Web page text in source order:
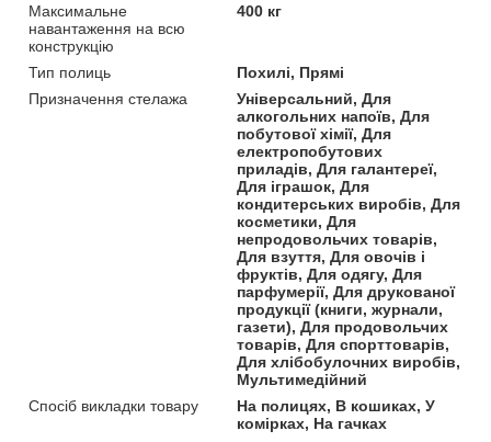
Максимальне
навантаження на всю
конструкцію
400 кг
Тип полиць
Похилі, Прямі
Призначення стелажа
Універсальний, Для
алкогольних напоїв, Для
побутової хімії, Для
електропобутових
приладів, Для галантереї,
Для іграшок, Для
кондитерських виробів, Для
косметики, Для
непродовольчих товарів,
Для взуття, Для овочів і
фруктів, Для одягу, Для
парфумерії, Для друкованої
продукції (книги, журнали,
газети), Для продовольчих
товарів, Для спорттоварів,
Для хлібобулочних виробів,
Мультимедійний
Спосіб викладки товару
На полицях, В кошиках, У
комірках, На гачках